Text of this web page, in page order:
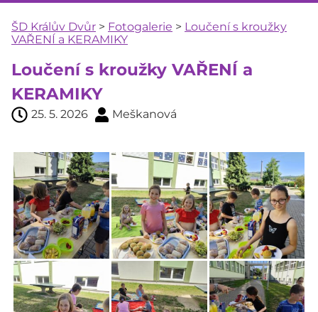
ŠD Králův Dvůr > Fotogalerie > Loučení s kroužky
VAŘENÍ a KERAMIKY
Loučení s kroužky VAŘENÍ a
KERAMIKY
25. 5. 2026 Meškanová